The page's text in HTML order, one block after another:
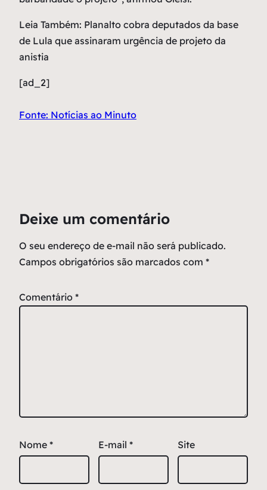
Leia Também: Planalto cobra deputados da base
de Lula que assinaram urgência de projeto da
anistia
[ad_2]
Fonte: Notícias ao Minuto
Deixe um comentário
O seu endereço de e-mail não será publicado.
Campos obrigatórios são marcados com *
Comentário *
Nome * E-mail * Site